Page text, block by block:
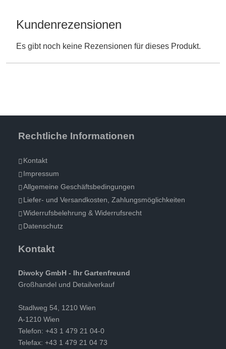
Kundenrezensionen
Es gibt noch keine Rezensionen für dieses Produkt.
Rechtliche Informationen
Kontakt
Impressum
Allgemeine Geschäftsbedingungen
Liefer- und Versandkosten, Zahlungsmöglichkeiten
Widerrufsbelehrung & Widerrufsrecht
Datenschutz
Kontakt
Diwoky GmbH - Ihr Gartenfreund
Großhandel und Detailverkauf
Stadlweg 54, 1210 Wien
A-1210 Wien
Telefon: +43 1 479 21 04-0
Telefax: +43 1 479 21 04 73